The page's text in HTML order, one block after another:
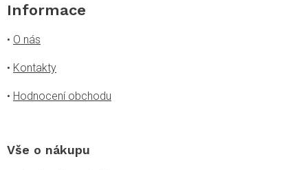
Informace
• O nás
• Kontakty
• Hodnocení obchodu
Vše o nákupu